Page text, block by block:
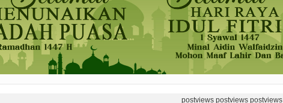
postviewspostviewspostviews